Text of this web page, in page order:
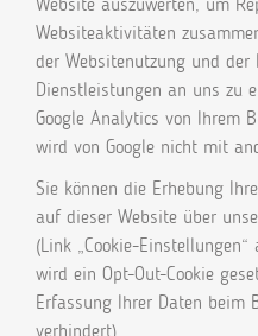
Websiteaktivitäten
der Websitenutzung und
Dienstleistungen an uns zu
Google Analytics von Ihrem
wird von Google nicht mit
Sie können die Erhebung
auf dieser Website über
(Link „Cookie-
wird ein Opt-Out-Cookie
Erfassung Ihrer Daten beim
verhindert).